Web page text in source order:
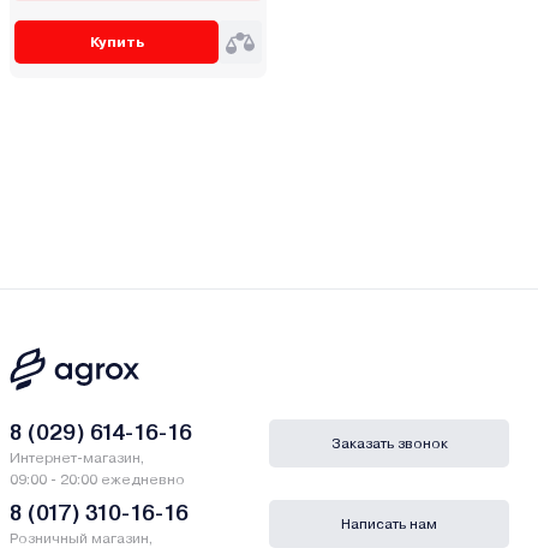
Купить
8 (029) 614-16-16
Интернет-магазин,
09:00 - 20:00 ежедневно
8 (017) 310-16-16
Розничный магазин,
Заказать звонок
Написать нам